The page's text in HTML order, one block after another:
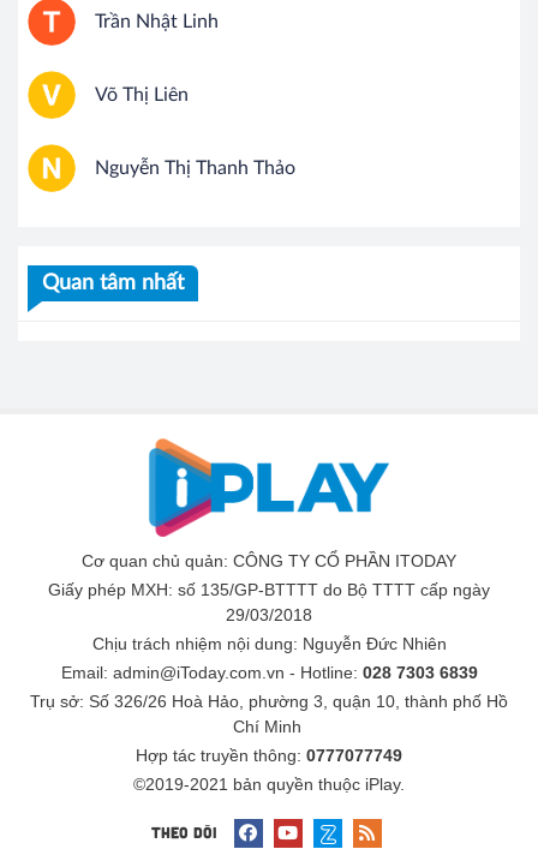
Trần Nhật Linh
Võ Thị Liên
Nguyễn Thị Thanh Thảo
Quan tâm nhất
Cơ quan chủ quản: CÔNG TY CỔ PHẦN ITODAY
Giấy phép MXH: số 135/GP-BTTTT do Bộ TTTT cấp ngày
29/03/2018
Chịu trách nhiệm nội dung: Nguyễn Đức Nhiên
Email: admin@iToday.com.vn - Hotline: 028 7303 6839
Trụ sở: Số 326/26 Hoà Hảo, phường 3, quận 10, thành phố Hồ
Chí Minh
Hợp tác truyền thông: 0777077749
©2019-2021 bản quyền thuộc iPlay.
THEO DÕI